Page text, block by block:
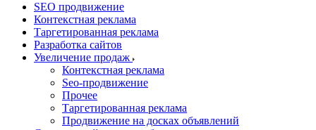
SEO продвижение
Контекстная реклама
Таргетированная реклама
Разработка сайтов
Увеличение продаж
Контекстная реклама
Seo-продвижение
Прочее
Таргетированная реклама
Продвижение на досках объявлений